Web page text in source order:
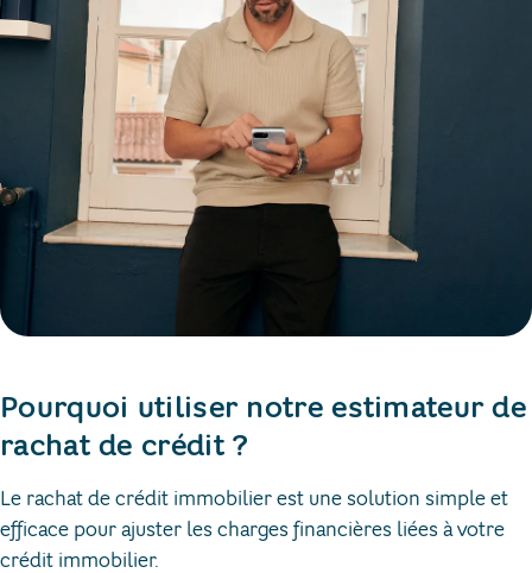
Pourquoi utiliser notre estimateur de
rachat de crédit ?
Le rachat de crédit immobilier est une solution simple et
efficace pour ajuster les charges financières liées à votre
crédit immobilier. ​